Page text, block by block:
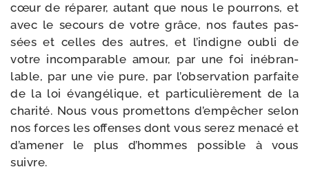
cœur de répa­rer, autant que nous le pour­rons, et
avec le secours de votre grâce, nos fautes pas­
sées et celles des autres, et l’in­digne oubli de
votre incom­pa­rable amour, par une foi inébran­
lable, par une vie pure, par l’ob­ser­va­tion par­faite
de la loi évan­gé­lique, et par­ti­cu­liè­re­ment de la
cha­ri­té. Nous vous pro­met­tons d’empêcher selon
nos forces les offenses dont vous serez mena­cé et
d’a­me­ner le plus d’hommes pos­sible à vous
suivre.